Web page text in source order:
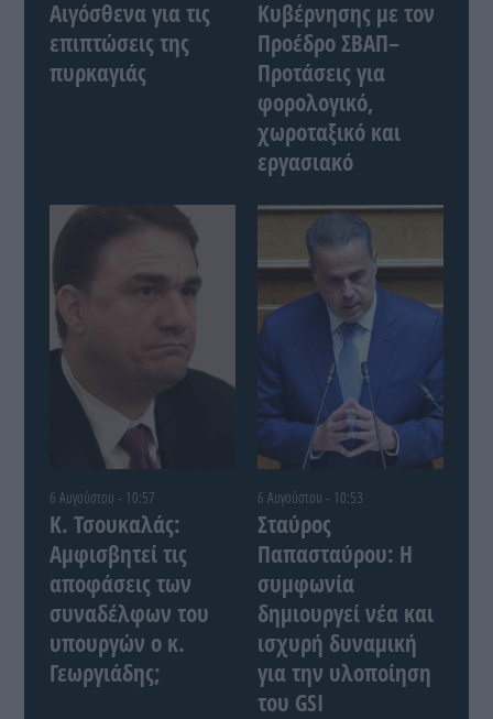
Αιγόσθενα για τις
επιπτώσεις της
πυρκαγιάς
Κυβέρνησης με τον
Προέδρο ΣΒΑΠ–
Προτάσεις για
φορολογικό,
χωροταξικό και
εργασιακό
6 Αυγούστου - 10:57
Κ. Τσουκαλάς:
Αμφισβητεί τις
αποφάσεις των
συναδέλφων του
υπουργών ο κ.
Γεωργιάδης;
6 Αυγούστου - 10:53
Σταύρος
Παπασταύρου: Η
συμφωνία
δημιουργεί νέα και
ισχυρή δυναμική
για την υλοποίηση
του GSI